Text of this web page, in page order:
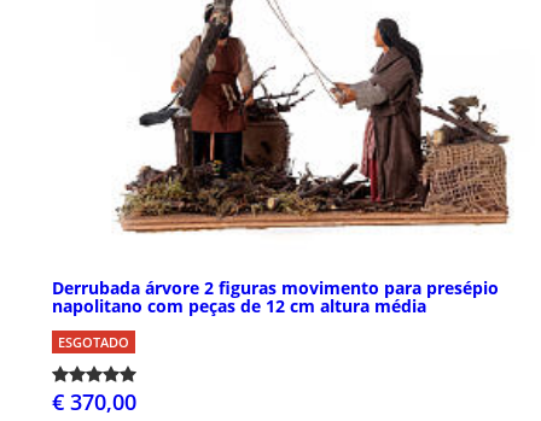
Derrubada árvore 2 figuras movimento para presépio
napolitano com peças de 12 cm altura média
ESGOTADO
€ 370,00